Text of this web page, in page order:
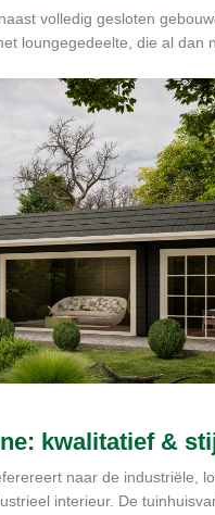
volledig gesloten
loungegedeelte, die al dan
kwalitatief &
naar de industriële,
interieur. De